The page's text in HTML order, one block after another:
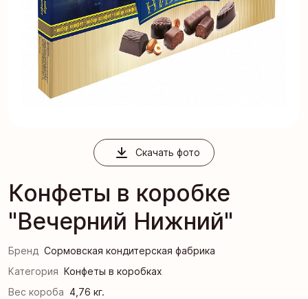
Скачать фото
Конфеты в коробке
"Вечерний Нижний"
Бренд Сормовская кондитерская фабрика
Категория Конфеты в коробках
Вес короба 4,76 кг.